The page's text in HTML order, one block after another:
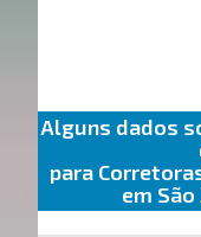
Alguns dados
para
em